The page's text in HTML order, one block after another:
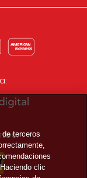
terceros
clic